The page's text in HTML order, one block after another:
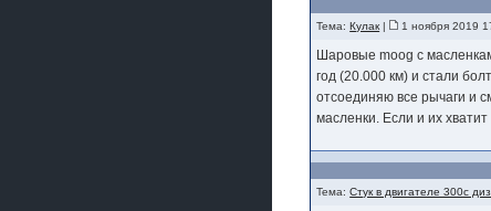
Тема:Кулак | 1 ноября 2019
Шаровые moog с
год (20.000 км) и стали
отсоединяю все рычаги и
масленки. Если и их хватит
Тема:Стук в двигателе 300с